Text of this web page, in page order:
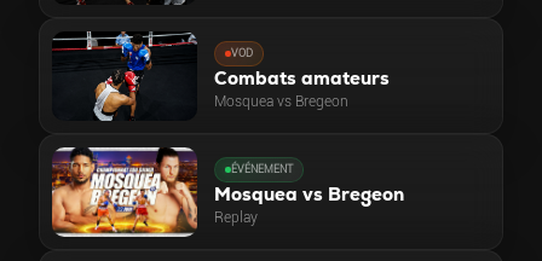
VOD
Combats amateurs
Mosquea vs Bregeon
ÉVÉNEMENT
Mosquea vs Bregeon
Replay